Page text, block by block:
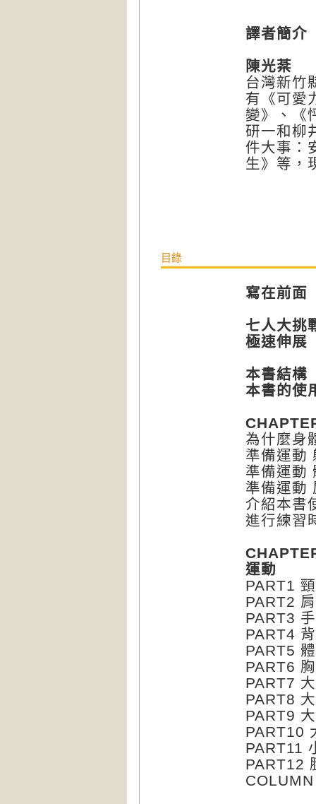
譯者簡介
陳光棻
台灣新竹
有《可愛
變》、《
研一和柳
件大事：
生》等，
目錄
寫在前面
七人大挑
極速伸展
本書結構
本書的使
為什麼身
準備運動
準備運動
準備運動
介紹本書
進行練習
運動
PART1
PART2
PART3
PART4
PART5
PART6
PART7
PART8
PART9
PART10
PART11
PART12